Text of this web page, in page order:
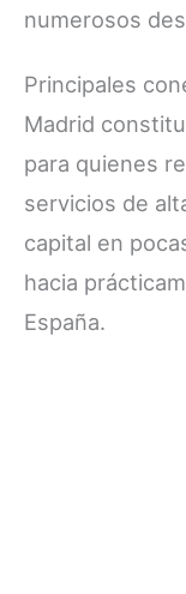
numerosos
Principales
Madrid
para quienes
servicios de
capital en
hacia
España.